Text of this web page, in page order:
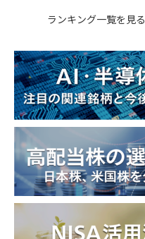
ランキング一覧を見る